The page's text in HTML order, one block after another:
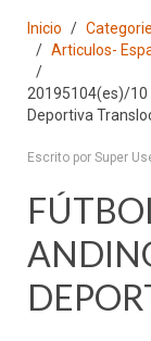
Inicio
Articulos-
20195104(es)/10
Deportiva
Escrito por Super